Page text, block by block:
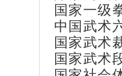
国家一级
中国武术
国家武术
国家武术